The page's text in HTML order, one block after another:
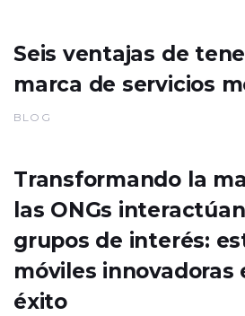
Seis ventajas de
marca de servicios
BLOG
Transformando la
las ONGs
grupos de interés:
móviles innovadoras
éxito